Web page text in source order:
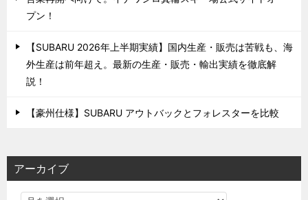
プン！
【SUBARU 2026年上半期実績】国内生産・販売は苦戦も、海
外生産は前年超え。最新の生産・販売・輸出実績を徹底解
説！
【豪州仕様】SUBARU アウトバックとフォレスターを比較
アーカイブ